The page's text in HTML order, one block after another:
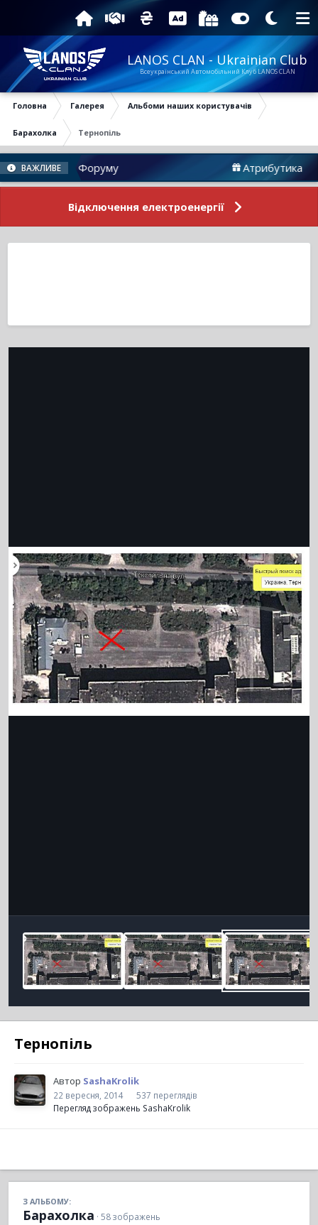
LANOS CLAN - Ukrainian Club
Всеукраїнський Автомобільний Клуб LANOS CLAN
Головна Галерея Альбоми наших користувачів
Барахолка Тернопіль
ВАЖЛИВЕ
Новини Форуму Атрибутика
Відключення електроенергії
Тернопіль
Автор SashaKrolik
22 вересня, 2014
537 переглядів
Перегляд зображень SashaKrolik
З АЛЬБОМУ:
Барахолка · 58 зображень